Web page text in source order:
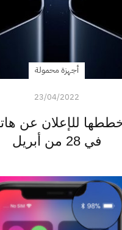
أجهزة محمولة
23/04/2022
في 28 من أبريل